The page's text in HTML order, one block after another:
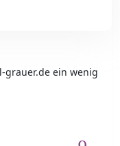
grauer.de ein wenig